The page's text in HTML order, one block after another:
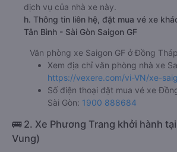
dịch vụ của nhà xe này.
h. Thông tin liên hệ, đặt mua vé xe
Tân Bình - Sài Gòn Saigon GF
Văn phòng xe Saigon GF ở Đồng
Xem địa chỉ văn phòng nhà xe
https://vexere.com/vi-VN/xe-
Số điện thoại đặt mua vé xe
Sài Gòn: 1900 888684
🚌 2. Xe Phương Trang khởi hành
Vung)